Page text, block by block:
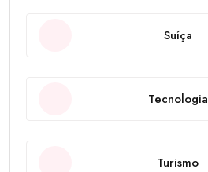
Suíça
Tecnologia
Turismo